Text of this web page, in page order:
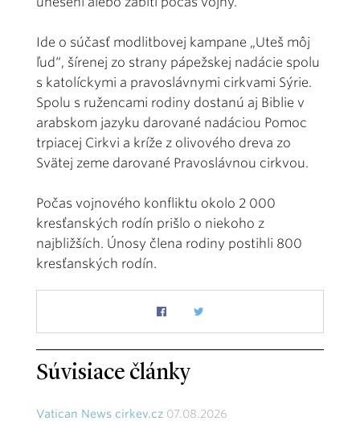
Ide o súčasť modlitbovej kampane „Uteš môj
ľud“, šírenej zo strany pápežskej nadácie spolu
s katolíckymi a pravoslávnymi cirkvami Sýrie.
Spolu s ružencami rodiny dostanú aj Biblie v
arabskom jazyku darované nadáciou Pomoc
trpiacej Cirkvi a kríže z olivového dreva zo
Svätej zeme darované Pravoslávnou cirkvou.
Počas vojnového konfliktu okolo 2 000
kresťanských rodín prišlo o niekoho z
najbližších. Únosy člena rodiny postihli 800
kresťanských rodín.
Súvisiace články
Vatican News cirkev.cz 07.08.2026